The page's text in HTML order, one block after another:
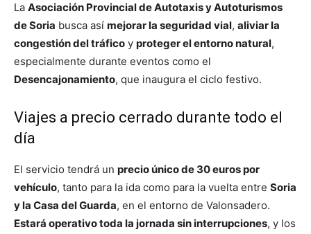
La Asociación Provincial de Autotaxis y Autoturismos
de Soria busca así mejorar la seguridad vial, aliviar la
congestión del tráfico y proteger el entorno natural,
especialmente durante eventos como el
Desencajonamiento, que inaugura el ciclo festivo.
Viajes a precio cerrado durante todo el
día
El servicio tendrá un precio único de 30 euros por
vehículo, tanto para la ida como para la vuelta entre Soria
y la Casa del Guarda, en el entorno de Valonsadero.
Estará operativo toda la jornada sin interrupciones, y los